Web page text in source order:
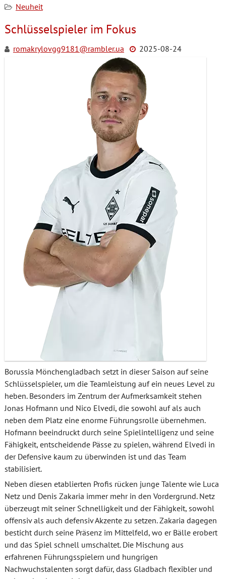
Neuheit
Schlüsselspieler im Fokus
romakrylovgg9181@rambler.ua 2025-08-24
Borussia Mönchengladbach setzt in dieser Saison auf seine
Schlüsselspieler, um die Teamleistung auf ein neues Level zu
heben. Besonders im Zentrum der Aufmerksamkeit stehen
Jonas Hofmann und Nico Elvedi, die sowohl auf als auch
neben dem Platz eine enorme Führungsrolle übernehmen.
Hofmann beeindruckt durch seine Spielintelligenz und seine
Fähigkeit, entscheidende Pässe zu spielen, während Elvedi in
der Defensive kaum zu überwinden ist und das Team
stabilisiert.
Neben diesen etablierten Profis rücken junge Talente wie Luca
Netz und Denis Zakaria immer mehr in den Vordergrund. Netz
überzeugt mit seiner Schnelligkeit und der Fähigkeit, sowohl
offensiv als auch defensiv Akzente zu setzen. Zakaria dagegen
besticht durch seine Präsenz im Mittelfeld, wo er Bälle erobert
und das Spiel schnell umschaltet. Die Mischung aus
erfahrenen Führungsspielern und hungrigen
Nachwuchstalenten sorgt dafür, dass Gladbach flexibler und